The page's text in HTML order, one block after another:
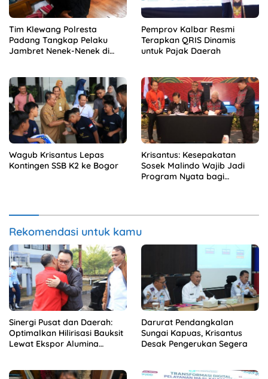
Tim Klewang Polresta
Padang Tangkap Pelaku
Jambret Nenek-Nenek di
Pemprov Kalbar Resmi
Terapkan QRIS Dinamis
untuk Pajak Daerah
Wagub Krisantus Lepas
Kontingen SSB K2 ke Bogor
Krisantus: Kesepakatan
Sosek Malindo Wajib Jadi
Program Nyata bagi
Rekomendasi untuk kamu
Sinergi Pusat dan Daerah:
Optimalkan Hilirisasi Bauksit
Lewat Ekspor Alumina
Darurat Pendangkalan
Sungai Kapuas, Krisantus
Desak Pengerukan Segera